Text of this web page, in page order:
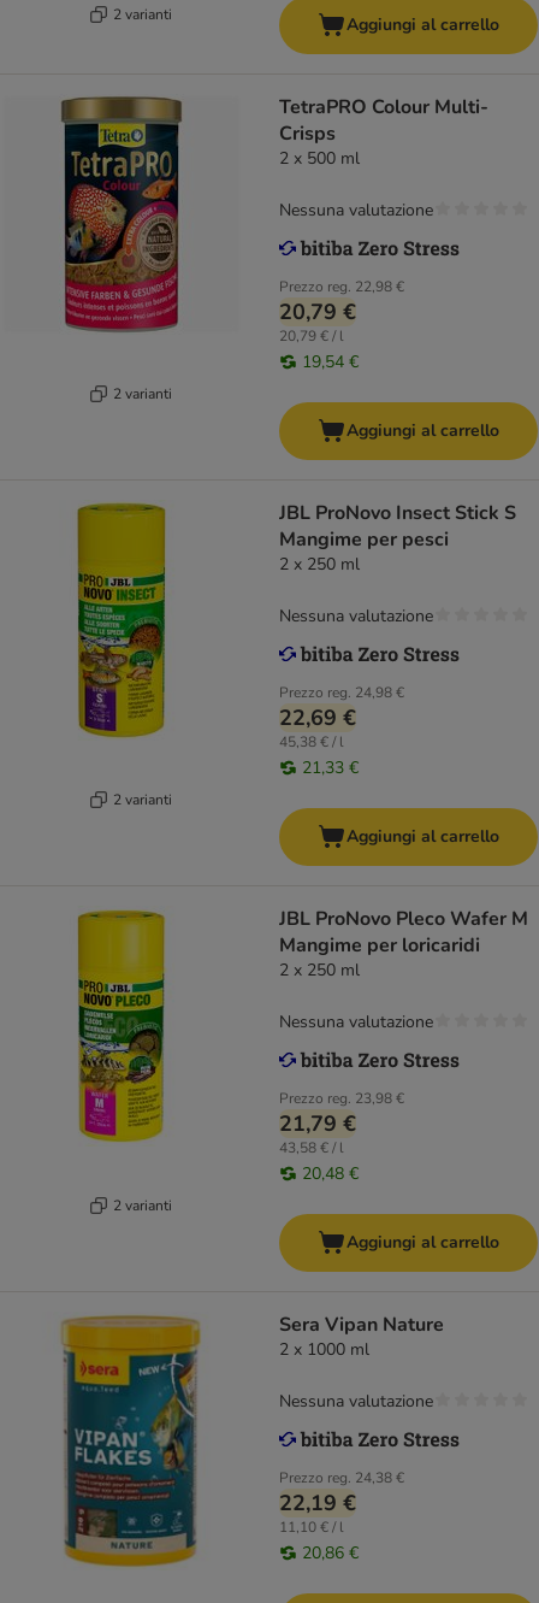
2 varianti Aggiungi al carrello
2 varianti
TetraPRO Colour Multi-
Crisps
2 x 500 ml
Prezzo reg. 22,98 €
20,79 €
20,79 € / l
19,54 €
Nessuna valutazione
Aggiungi al carrello
2 varianti
JBL ProNovo Insect Stick S
Mangime per pesci
2 x 250 ml
Prezzo reg. 24,98 €
22,69 €
45,38 € / l
21,33 €
Nessuna valutazione
Aggiungi al carrello
2 varianti
JBL ProNovo Pleco Wafer M
Mangime per loricaridi
2 x 250 ml
Prezzo reg. 23,98 €
21,79 €
43,58 € / l
20,48 €
Nessuna valutazione
Aggiungi al carrello
Sera Vipan Nature
2 x 1000 ml
Prezzo reg. 24,38 €
22,19 €
11,10 € / l
20,86 €
Nessuna valutazione